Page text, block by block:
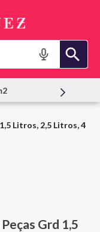
Litros, 2,5 Litros, 4
Grd 1,5